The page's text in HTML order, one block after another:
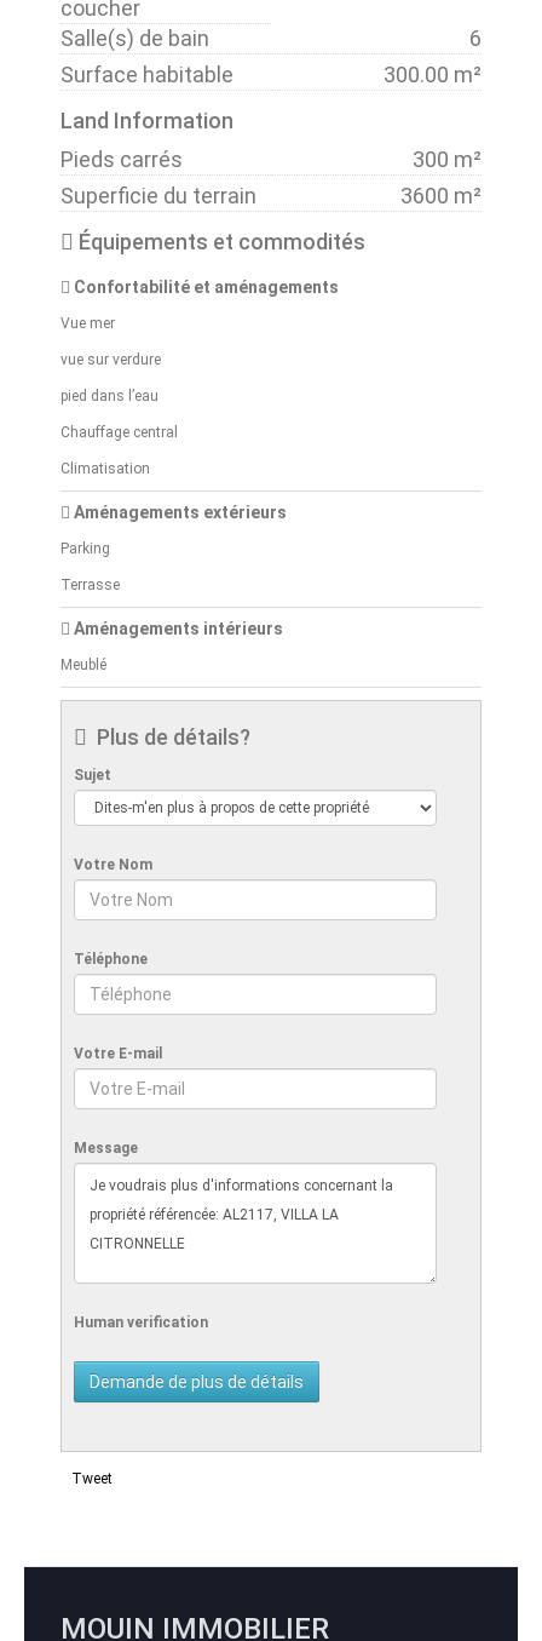
coucher
Salle(s) de bain
6
Surface habitable
300.00 m²
Land Information
Pieds carrés
300 m²
Superficie du terrain
3600 m²
Équipements et commodités
Confortabilité et aménagements
Vue mer
vue sur verdure
pied dans l’eau
Chauffage central
Climatisation
Aménagements extérieurs
Parking
Terrasse
Aménagements intérieurs
Meublé
Plus de détails?
Sujet
Votre Nom
Téléphone
Votre E-mail
Message
Human verification
Tweet
MOUIN IMMOBILIER